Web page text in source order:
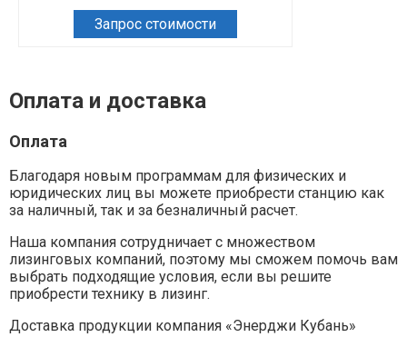
Запрос стоимости
Оплата и доставка
Оплата
Благодаря новым программам для физических и
юридических лиц вы можете приобрести станцию как
за наличный, так и за безналичный расчет.
Наша компания сотрудничает с множеством
лизинговых компаний, поэтому мы сможем помочь вам
выбрать подходящие условия, если вы решите
приобрести технику в лизинг.
Доставка продукции компания «Энерджи Кубань»